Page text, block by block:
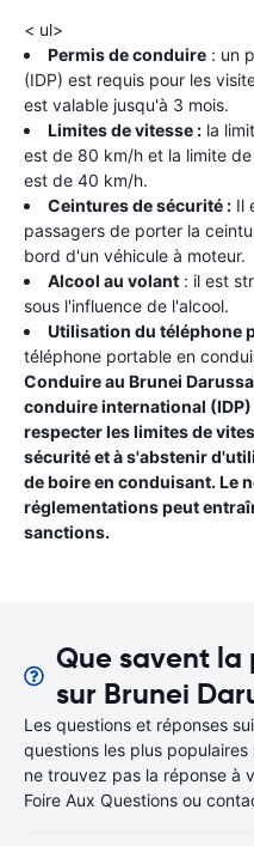
< ul>
Permis de conduire : un
(IDP) est requis pour les
est valable jusqu'à 3 mois.
Limites de vitesse : la
est de 80 km/h et la limite
est de 40 km/h.
Ceintures de sécurité : Il
passagers de porter la
bord d'un véhicule à moteur.
Alcool au volant : il est
sous l'influence de l'alcool.
Utilisation du téléphone
téléphone portable en
Conduire au Brunei
conduire international
respecter les limites de
sécurité et à s'abstenir
de boire en conduisant. Le
réglementations peut
sanctions.
Que savent la
sur Brunei
Les questions et réponses
questions les plus
ne trouvez pas la réponse à
Foire Aux Questions ou